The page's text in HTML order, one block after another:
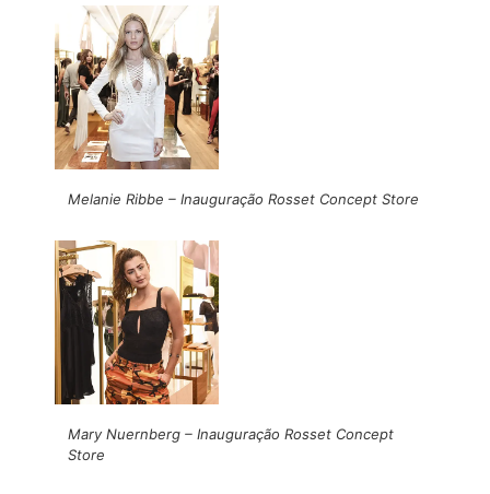
Melanie Ribbe – Inauguração Rosset Concept Store
Mary Nuernberg – Inauguração Rosset Concept
Store